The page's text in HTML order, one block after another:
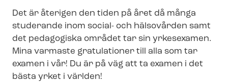
Det är återigen den tiden på året då många
studerande inom social- och hälsovården samt
det pedagogiska området tar sin yrkesexamen.
Mina varmaste gratulationer till alla som tar
examen i vår! Du är på väg att ta examen i det
bästa yrket i världen!